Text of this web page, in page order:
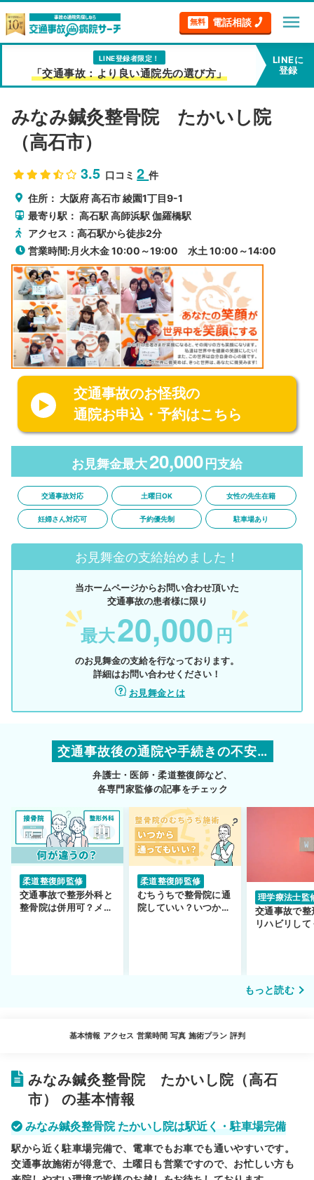
無料 電話相談 menu
LINE登録者限定！
「交通事故：より良い通院先の選び方」
LINEに
登録
みなみ鍼灸整骨院 たかいし院
（高石市）
3.5 口コミ2件
住所： 大阪府高石市綾園1丁目9-1
最寄り駅：高石駅 高師浜駅 伽羅橋駅
アクセス：高石駅から徒歩2分
営業時間:月火木金 10:00～19:00 水土 10:00～14:00
交通事故のお怪我の
通院お申込・予約はこちら
お見舞金最大20,000 円支給
交通事故対応 土曜日OK 女性の先生在籍
妊婦さん対応可 予約優先制 駐車場あり
お見舞金の支給始めました！
当ホームページからお問い合わせ頂いた
交通事故の患者様に限り
最大20,000 円
のお見舞金の支給を行なっております。
詳細はお問い合わせください！
お見舞金とは
交通事故後の通院や手続きの不安…
弁護士・医師・柔道整復師など、
各専門家監修の記事をチェック
柔道整復師監修
交通事故で整形外科と
整骨院は併用可？メリ
柔道整復師監修
むちうちで整骨院に通
院していい？いつから
理学療法士監
交通事故で整
リハビリして
もっと読む
基本情報 アクセス 営業時間 写真 施術プラン 評判
みなみ鍼灸整骨院 たかいし院（高石
市） の基本情報
みなみ鍼灸整骨院 たかいし院は駅近く・駐車場完備
駅から近く駐車場完備で、電車でもお車でも通いやすいです。
交通事故施術が得意で、土曜日も営業ですので、お忙しい方も